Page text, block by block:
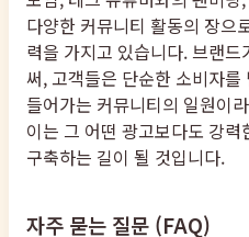
다양한 커뮤니티 활동의 장으
력을 가지고 있습니다. 브랜
써, 고객들은 단순한 소비자
들어가는 커뮤니티의 일원이
이는 그 어떤 광고보다도 강
구축하는 길이 될 것입니다.
자주 묻는 질문 (FAQ)